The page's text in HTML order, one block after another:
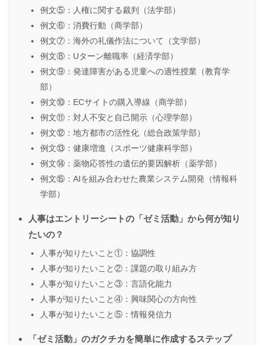
例文⑤：人権に関する裁判（法学部）
例文⑥：消費行動（商学部）
例文⑦：海外の礼儀作法について（文学部）
例文⑧：Uターン離職率（経済学部）
例文⑨：発達障害がある児童への適性授業（教育学
部）
例文⑩：ECサイトの購入導線（商学部）
例文⑪：対人不安と自己開示（心理学部）
例文⑫：地方都市の活性化（総合政策学部）
例文⑬：健康増進（スポーツ健康科学部）
例文⑭：薬物応答性の遺伝的要因解析（薬学部）
例文⑮：AIを組み合わせた農業システム開発（情報科
学部）
人事はエントリーシートの「ゼミ活動」から何が知り
たいの？
人事が知りたいこと①：協調性
人事が知りたいこと②：課題の取り組み方
人事が知りたいこと③：言語化能力
人事が知りたいこと④：興味関心の方向性
人事が知りたいこと⑤：情報発信力
「ゼミ活動」のガクチカを簡単に作成するステップ